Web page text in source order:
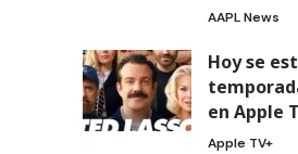
AAPL News
Hoy se
en Apple
Apple TV+